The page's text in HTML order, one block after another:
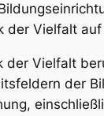
der Vielfaltauf
der Vielfalt
der